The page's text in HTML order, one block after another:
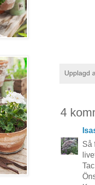
Upplagd
4
Så